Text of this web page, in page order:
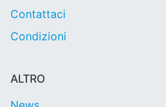
Contattaci
Condizioni
ALTRO